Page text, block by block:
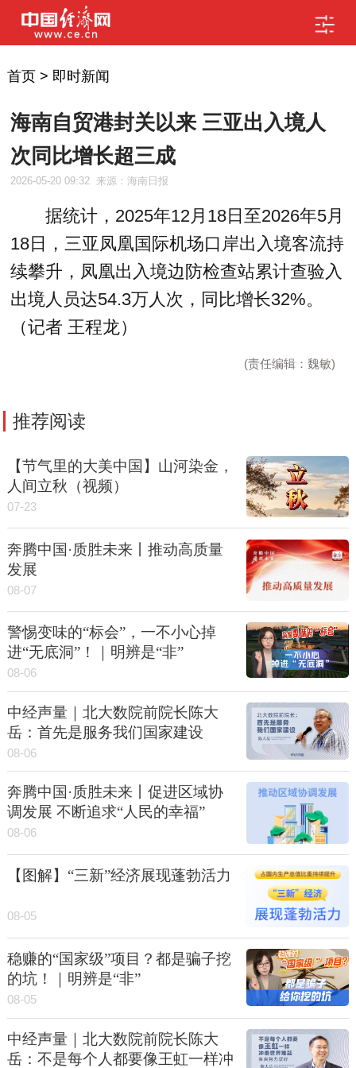
首页> 即时新闻
海南自贸港封关以来 三亚出入境人
次同比增长超三成
2026-05-20 09:32 来源：海南日报
据统计，2025年12月18日至2026年5月
18日，三亚凤凰国际机场口岸出入境客流持
续攀升，凤凰出入境边防检查站累计查验入
出境人员达54.3万人次，同比增长32%。
（记者 王程龙）
(责任编辑：魏敏)
推荐阅读
【节气里的大美中国】山河染金，
人间立秋（视频）
07-23
奔腾中国·质胜未来丨推动高质量
发展
08-07
警惕变味的“标会”，一不小心掉
进“无底洞”！｜明辨是“非”
08-06
中经声量｜北大数院前院长陈大
岳：首先是服务我们国家建设
08-06
奔腾中国·质胜未来丨促进区域协
调发展 不断追求“人民的幸福”
08-06
【图解】“三新”经济展现蓬勃活力
08-05
稳赚的“国家级”项目？都是骗子挖
的坑！｜明辨是“非”
08-05
中经声量｜北大数院前院长陈大
岳：不是每个人都要像王虹一样冲